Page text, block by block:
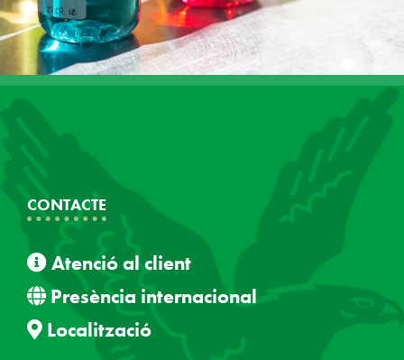
CONTACTE
Atenció al client
Presència internacional
Localització